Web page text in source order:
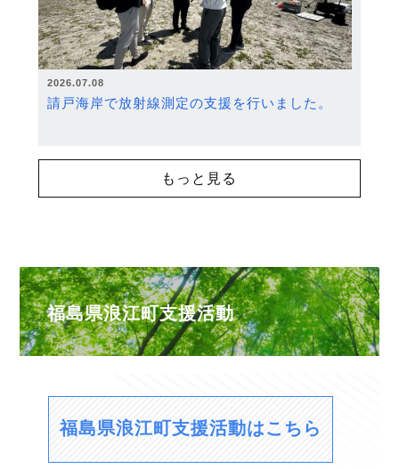
2026.07.08
請戸海岸で放射線測定の支援を行いました。
もっと見る
福島県浪江町支援活動
福島県浪江町支援活動はこちら